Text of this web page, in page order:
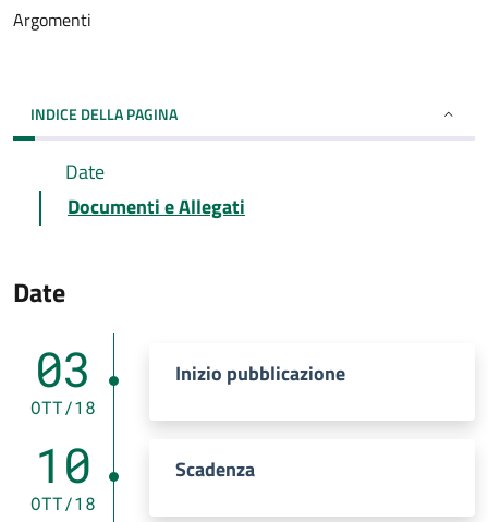
Argomenti
INDICE DELLA PAGINA
Date
Documenti e Allegati
Date
03
OTT/18
Inizio pubblicazione
10
OTT/18
Scadenza